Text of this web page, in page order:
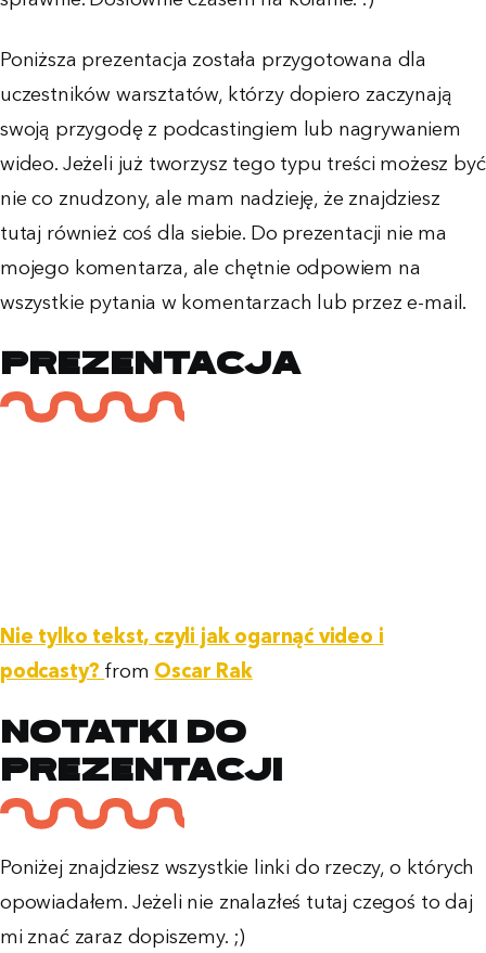
Poniższa prezentacja została przygotowana dla
uczestników warsztatów, którzy dopiero zaczynają
swoją przygodę z podcastingiem lub nagrywaniem
wideo. Jeżeli już tworzysz tego typu treści możesz być
nie co znudzony, ale mam nadzieję, że znajdziesz
tutaj również coś dla siebie. Do prezentacji nie ma
mojego komentarza, ale chętnie odpowiem na
wszystkie pytania w komentarzach lub przez e-mail.
Prezentacja
Nie tylko tekst, czyli jak ogarnąć video i
podcasty? from Oscar Rak
Notatki do
prezentacji
Poniżej znajdziesz wszystkie linki do rzeczy, o których
opowiadałem. Jeżeli nie znalazłeś tutaj czegoś to daj
mi znać zaraz dopiszemy. ;)